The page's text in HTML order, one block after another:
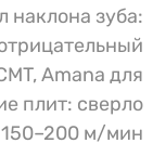
наклона зуба:
Amana для
плит: сверло
м/мин.